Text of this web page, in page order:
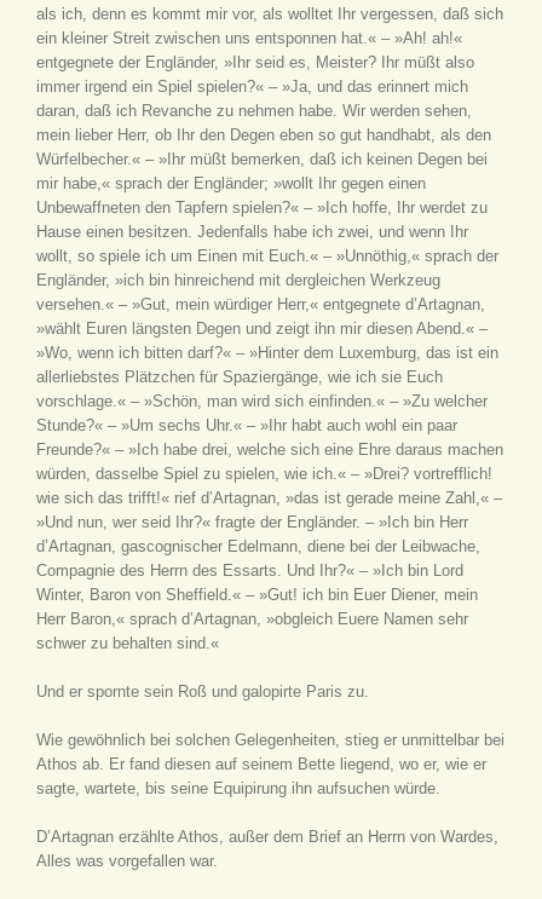
als ich, denn es kommt mir vor, als wolltet Ihr vergessen, daß sich
ein kleiner Streit zwischen uns entsponnen hat.« – »Ah! ah!«
entgegnete der Engländer, »Ihr seid es, Meister? Ihr müßt also
immer irgend ein Spiel spielen?« – »Ja, und das erinnert mich
daran, daß ich Revanche zu nehmen habe. Wir werden sehen,
mein lieber Herr, ob Ihr den Degen eben so gut handhabt, als den
Würfelbecher.« – »Ihr müßt bemerken, daß ich keinen Degen bei
mir habe,« sprach der Engländer; »wollt Ihr gegen einen
Unbewaffneten den Tapfern spielen?« – »Ich hoffe, Ihr werdet zu
Hause einen besitzen. Jedenfalls habe ich zwei, und wenn Ihr
wollt, so spiele ich um Einen mit Euch.« – »Unnöthig,« sprach der
Engländer, »ich bin hinreichend mit dergleichen Werkzeug
versehen.« – »Gut, mein würdiger Herr,« entgegnete d’Artagnan,
»wählt Euren längsten Degen und zeigt ihn mir diesen Abend.« –
»Wo, wenn ich bitten darf?« – »Hinter dem Luxemburg, das ist ein
allerliebstes Plätzchen für Spaziergänge, wie ich sie Euch
vorschlage.« – »Schön, man wird sich einfinden.« – »Zu welcher
Stunde?« – »Um sechs Uhr.« – »Ihr habt auch wohl ein paar
Freunde?« – »Ich habe drei, welche sich eine Ehre daraus machen
würden, dasselbe Spiel zu spielen, wie ich.« – »Drei? vortrefflich!
wie sich das trifft!« rief d’Artagnan, »das ist gerade meine Zahl,« –
»Und nun, wer seid Ihr?« fragte der Engländer. – »Ich bin Herr
d’Artagnan, gascognischer Edelmann, diene bei der Leibwache,
Compagnie des Herrn des Essarts. Und Ihr?« – »Ich bin Lord
Winter, Baron von Sheffield.« – »Gut! ich bin Euer Diener, mein
Herr Baron,« sprach d’Artagnan, »obgleich Euere Namen sehr
schwer zu behalten sind.«
Und er spornte sein Roß und galopirte Paris zu.
Wie gewöhnlich bei solchen Gelegenheiten, stieg er unmittelbar bei
Athos ab. Er fand diesen auf seinem Bette liegend, wo er, wie er
sagte, wartete, bis seine Equipirung ihn aufsuchen würde.
D’Artagnan erzählte Athos, außer dem Brief an Herrn von Wardes,
Alles was vorgefallen war.